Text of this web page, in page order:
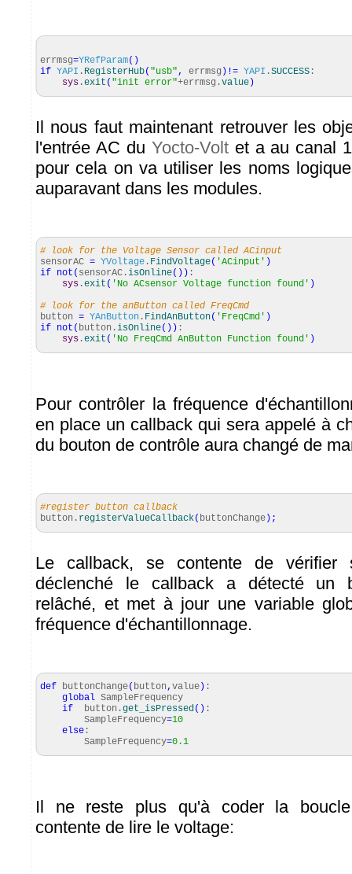
errmsg=YRefParam( )
if YAPI . RegisterHub( "usb", errmsg ) != YAPI .SUCCESS :
sys .exit ( "init error"+errmsg.value )
Il nous faut maintenant retrouver les
l'entrée AC du Yocto-Voltet a au canal
pour cela on va utiliser les noms
auparavant dans les modules.
# look for the Voltage Sensor called ACinput
sensorAC = YVoltage . FindVoltage( 'ACinput' )
if not ( sensorAC.isOnline( ) ) :
sys .exit ( 'No ACsensor Voltage function found' )
# look for the anButton called FreqCmd
button = YAnButton . FindAnButton( 'FreqCmd' )
if not ( button.isOnline( ) ) :
sys .exit ( 'No FreqCmd AnButton Function found' )
Pour contrôler la fréquence
en place un callback qui sera appelé à
du bouton de contrôle aura changé de
#register button callback
button. registerValueCallback( buttonChange ) ;
Le callback, se contente de
déclenché le callback a détecté un
relâché, et met à jour une variable
fréquence d'échantillonnage.
def buttonChange( button, value ) :
global SampleFrequency
if button.get_isPressed( ) :
SampleFrequency=10
else :
SampleFrequency=0.1
Il ne reste plus qu'à coder la
contente de lire le voltage: